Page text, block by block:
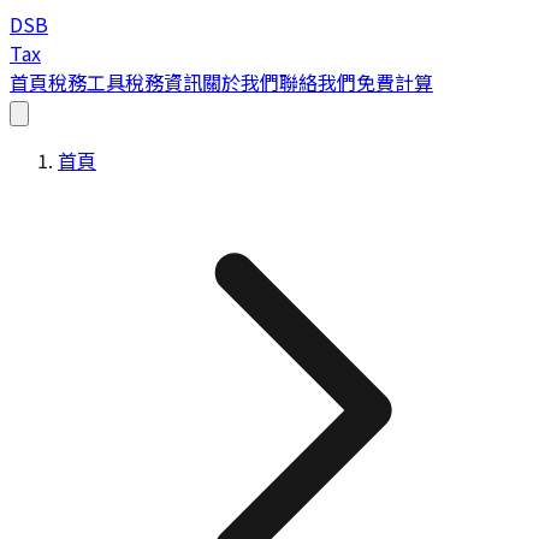
DSB
Tax
首頁稅務工具稅務資訊關於我們聯絡我們免費計算
首頁